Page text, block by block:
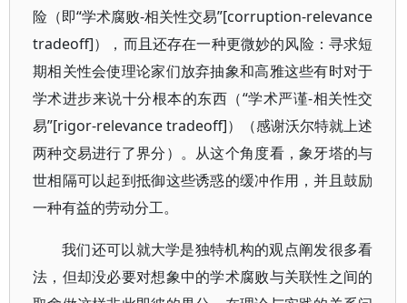
险（即“学术腐败-相关性交易”[corruption-relevance
tradeoff]），而且还存在一种更微妙的风险：寻求短
期相关性会使理论家们放弃抽象和高雅这些有时对于
学术进步来说十分根本的东西（“学术严谨-相关性交
易”[rigor-relevance tradeoff]）（感谢沃尔特就上述
两种交易进行了界分）。从这个角度看，象牙塔的与
世相隔可以起到抵御这些诱惑的缓冲作用，并且鼓励
一种有益的劳动分工。
我们还可以就大学是独特机构的观点阐发很多看
法，但却没必要对想象中的学术腐败与关联性之间的